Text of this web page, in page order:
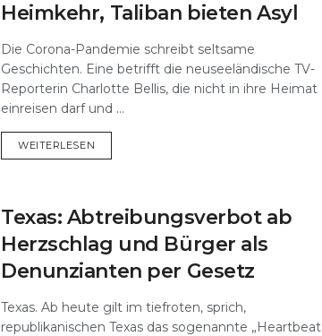
Heimkehr, Taliban bieten Asyl
Die Corona-Pandemie schreibt seltsame
Geschichten. Eine betrifft die neuseeländische TV-
Reporterin Charlotte Bellis, die nicht in ihre Heimat
einreisen darf und ...
WEITERLESEN
Texas: Abtreibungsverbot ab
Herzschlag und Bürger als
Denunzianten per Gesetz
Texas. Ab heute gilt im tiefroten, sprich,
republikanischen Texas das sogenannte „Heartbeat